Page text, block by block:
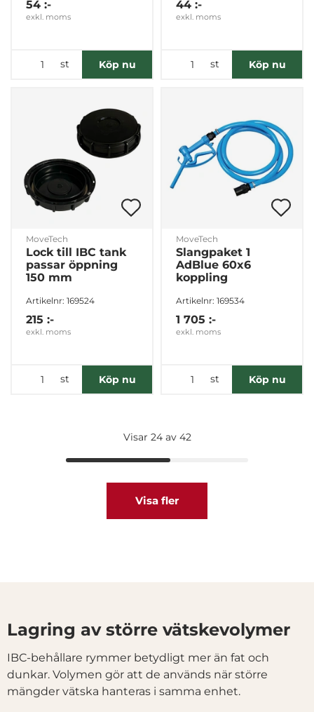
54 :-
exkl. moms
st Köp nu
44 :-
exkl. moms
st Köp nu
MoveTech
Lock till IBC tank
passar öppning
150 mm
Artikelnr: 169524
215 :-
exkl. moms
st Köp nu
MoveTech
Slangpaket 1
AdBlue 60x6
koppling
Artikelnr: 169534
1 705 :-
exkl. moms
st Köp nu
Visar 24 av 42
Visa fler
Lagring av större vätskevolymer
IBC-behållare rymmer betydligt mer än fat och
dunkar. Volymen gör att de används när större
mängder vätska hanteras i samma enhet.